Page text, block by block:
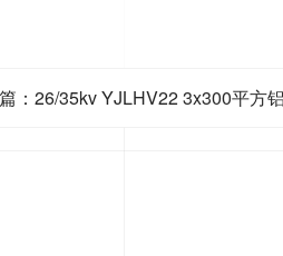
：26/35kv YJLHV22 3x300平方